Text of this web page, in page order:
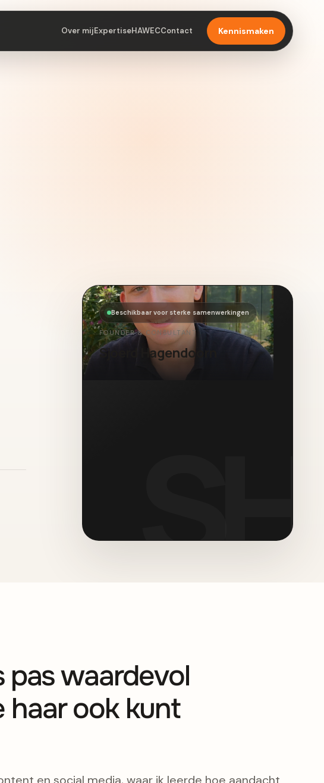
Over mijExpertiseHAWECContact Kennismaken
Beschikbaar voor sterke samenwerkingen
FOUNDER & CONSULTANT
Sjoerd Hagendoorn
pas waardevol
haar ook kunt